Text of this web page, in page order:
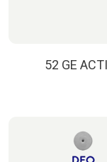
52 GE